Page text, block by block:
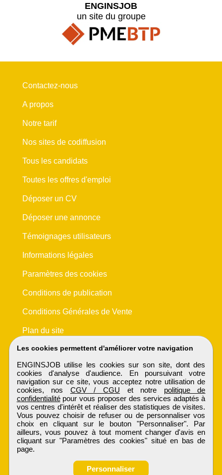
Les cookies permettent d'améliorer votre navigation
ENGINSJOB utilise les cookies sur son site, dont des
cookies d'analyse d'audience. En poursuivant votre
navigation sur ce site, vous acceptez notre utilisation de
cookies, nos CGV / CGU et notre politique de
confidentialitépour vous proposer des services adaptés à
vos centres d'intérêt et réaliser des statistiques de visites.
Vous pouvez choisir de refuser ou de personnaliser vos
choix en cliquant sur le bouton "Personnaliser". Par
ailleurs, vous pouvez à tout moment changer d'avis en
cliquant sur "Paramètres des cookies" situé en bas de
page.
Personnaliser
ENGINSJOB
un site du groupe
Contactez-nous
A propos
Notre tarif
Nos sites de codiffusion
Tous les candidats
Toutes les offres d'emploi
Déposer un CV
Déposer une annonce
Témoignages utilisateurs
Informations légales
Paramètres des cookies
Conditions de publication
Conditions Générales de Vente
Plan du site